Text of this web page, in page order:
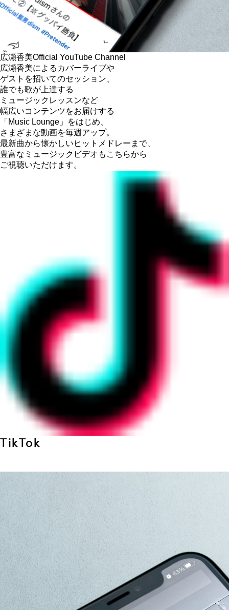
広瀬香美Official YouTube Channel
広瀬香美によるカバーライブや
ゲストを招いてのセッション、
誰でも歌が上達する
ミュージックレッスンなど
幅広いコンテンツをお届けする
「Music Lounge」をはじめ、
さまざまな動画を毎週アップ。
最新曲から懐かしいヒットメドレーまで、
豊富なミュージックビデオもこちらから
ご視聴いただけます。
TikTok